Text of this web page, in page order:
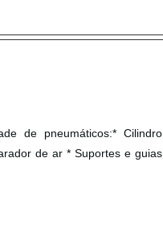
de pneumáticos:* Cilindro
de ar * Suportes e guias